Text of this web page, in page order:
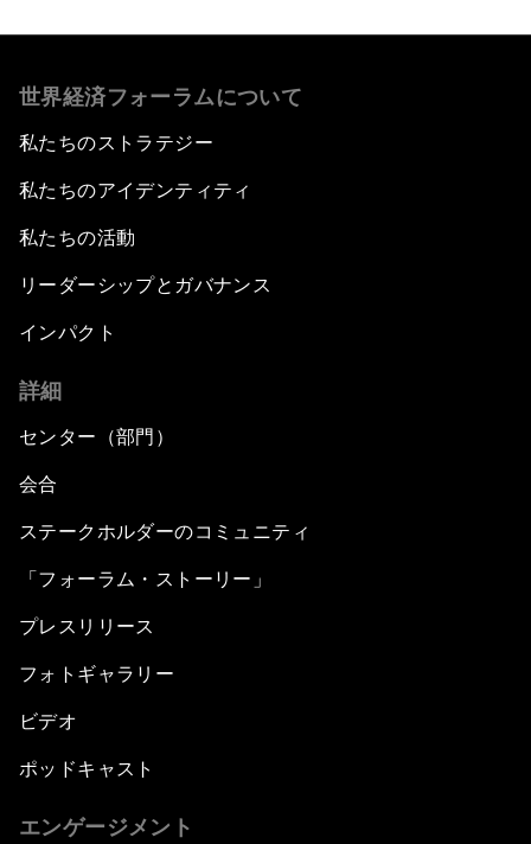
世界経済フォーラムについて
私たちのストラテジー
私たちのアイデンティティ
私たちの活動
リーダーシップとガバナンス
インパクト
詳細
センター（部門）
会合
ステークホルダーのコミュニティ
「フォーラム・ストーリー」
プレスリリース
フォトギャラリー
ビデオ
ポッドキャスト
エンゲージメント